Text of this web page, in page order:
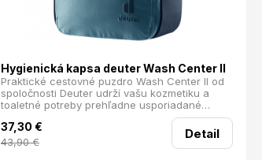
Hygienická kapsa deuter Wash Center II
Praktické cestovné puzdro Wash Center II od
spoločnosti Deuter udrží vašu kozmetiku a
toaletné potreby prehľadne usporiadané
počas cestovania. Taška má zips po celej
dĺžke a vo vnútri nájdete veľký hlavný priestor
so sieťovanými vreckami, elastické pútka na
zubné kefky a drobnosti, odnímateľný menší
37,30 €
43,90€
Detail